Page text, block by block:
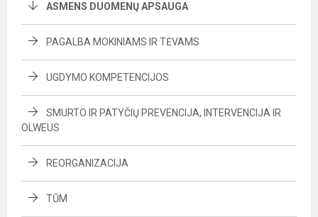
ASMENS DUOMENŲ APSAUGA
PAGALBA MOKINIAMS IR TĖVAMS
UGDYMO KOMPETENCIJOS
SMURTO IR PATYČIŲ PREVENCIJA, INTERVENCIJA IR
OLWEUS
REORGANIZACIJA
TŪM